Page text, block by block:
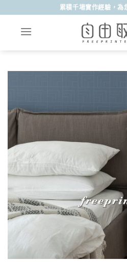
content
累積千場實作經驗，為